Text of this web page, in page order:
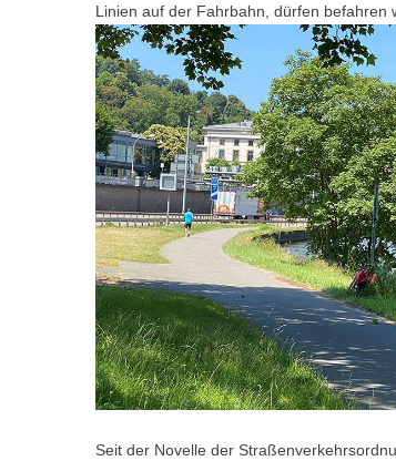
Linien auf der Fahrbahn, dürfen befahren
Seit der Novelle der